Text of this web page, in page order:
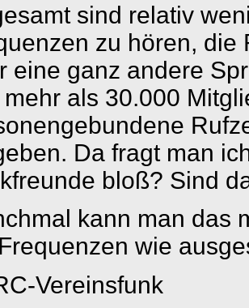
sind relativ
zu hören,
eine ganz andere
mehr als 30.000
Da fragt man
bloß? Sind
kann man das
wie
Vereinsfunk